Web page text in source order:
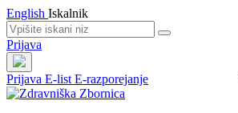
English Iskalnik
Prijava
Prijava E-list E-razporejanje